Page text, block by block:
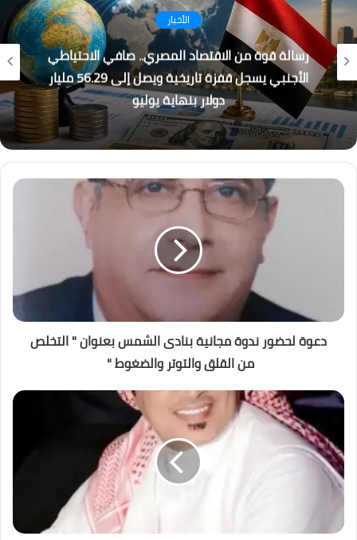
كُتاب
القطار الكهربائي السريع… بين الجدل والفرصة
دعوة لحضور ندوة مجانية بنادى الشمس بعنوان " التخلص
من القلق والتوتر والضغوط "